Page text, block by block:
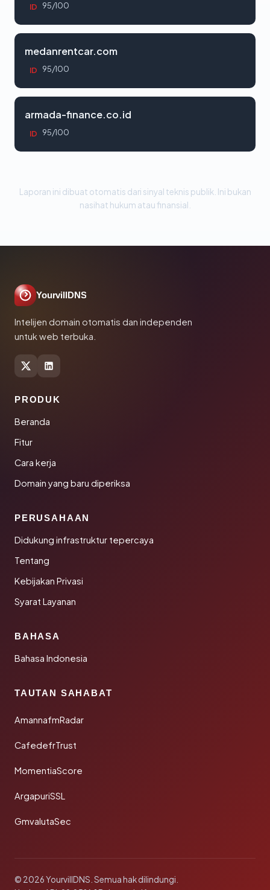
ID 95/100
medanrentcar.com
ID 95/100
armada-finance.co.id
ID 95/100
Laporan ini dibuat otomatis dari sinyal teknis publik. Ini bukan
nasihat hukum atau finansial.
YourvillDNS
Intelijen domain otomatis dan independen
untuk web terbuka.
PRODUK
Beranda
Fitur
Cara kerja
Domain yang baru diperiksa
PERUSAHAAN
Didukung infrastruktur tepercaya
Tentang
Kebijakan Privasi
Syarat Layanan
BAHASA
Bahasa Indonesia
TAUTAN SAHABAT
AmannafmRadar
CafedefrTrust
MomentiaScore
ArgapuriSSL
GmvalutaSec
© 2026 YourvillDNS. Semua hak dilindungi.